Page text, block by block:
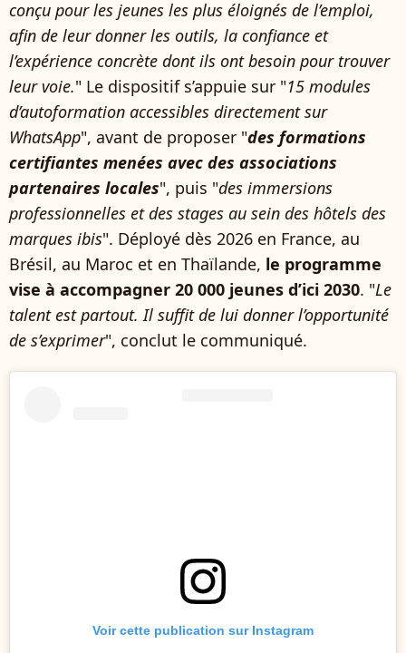
conçu pour les jeunes les plus éloignés de l’emploi,
afin de leur donner les outils, la confiance et
l’expérience concrète dont ils ont besoin pour trouver
leur voie." Le dispositif s’appuie sur "15 modules
d’autoformation accessibles directement sur
WhatsApp", avant de proposer "des formations
certifiantes menées avec des associations
partenaires locales", puis "des immersions
professionnelles et des stages au sein des hôtels des
marques ibis". Déployé dès 2026 en France, au
Brésil, au Maroc et en Thaïlande, le programme
vise à accompagner 20 000 jeunes d’ici 2030. "Le
talent est partout. Il suffit de lui donner l’opportunité
de s’exprimer", conclut le communiqué.
Voir cette publication sur Instagram